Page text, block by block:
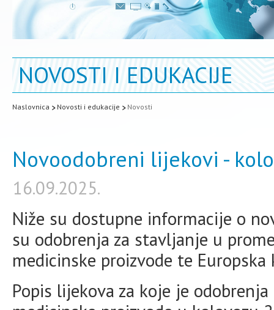
NOVOSTI I EDUKACIJE
Naslovnica Novosti i edukacije Novosti
Novoodobreni lijekovi -
16.09.2025.
Niže su dostupne informacije o
su odobrenja za stavljanje u
medicinske proizvode te Europska
Popis lijekova za koje je